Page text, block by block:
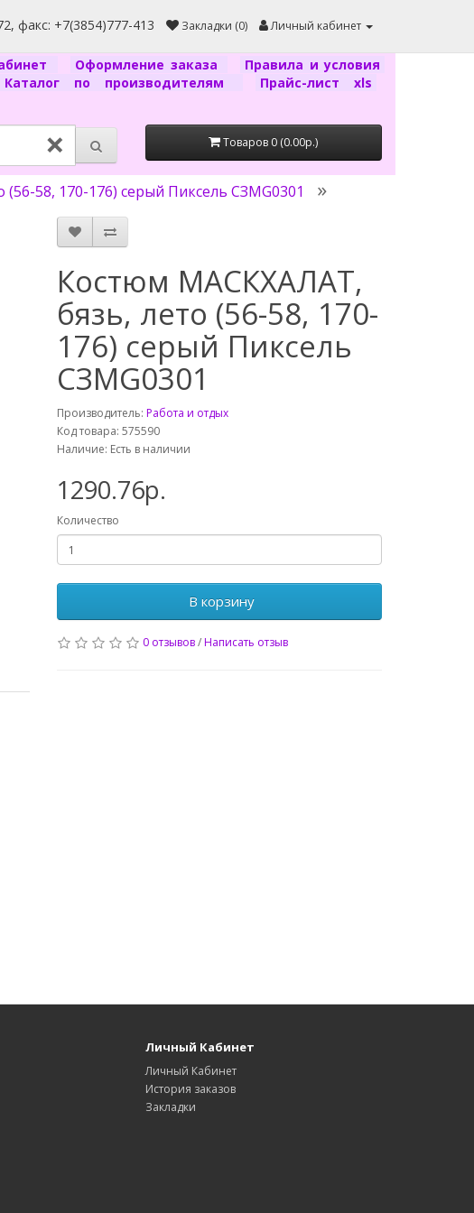
факс: +7(3854)777-413 Закладки (0) Личный кабинет
Оформление заказа
Правила и условия
Каталог по производителям
Прайс-лист xls
× Товаров 0 (0.00р.)
58, 170-176) серый Пиксель СЗМG0301
Костюм МАСКХАЛАТ,
бязь, лето (56-58, 170-
176) серый Пиксель
СЗМG0301
Производитель: Работа и отдых
Код товара: 575590
Наличие: Есть в наличии
1290.76р.
Количество
В корзину
0 отзывов/Написать отзыв
Личный Кабинет
Личный Кабинет
История заказов
Закладки